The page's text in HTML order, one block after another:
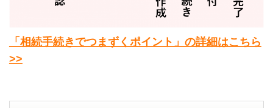
「相続手続きでつまずくポイント」の詳細はこちら
>>